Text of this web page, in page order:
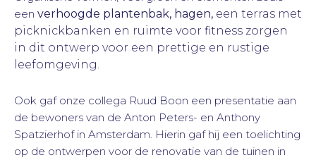
een verhoogde plantenbak, hagen, een terras met
picknickbanken en ruimte voor fitness zorgen
in dit ontwerp voor een prettige en rustige
leefomgeving.
Ook gaf onze collega Ruud Boon een presentatie aan
de bewoners van de Anton Peters- en Anthony
Spatzierhof in Amsterdam. Hierin gaf hij een toelichting
op de ontwerpen voor de renovatie van de tuinen in